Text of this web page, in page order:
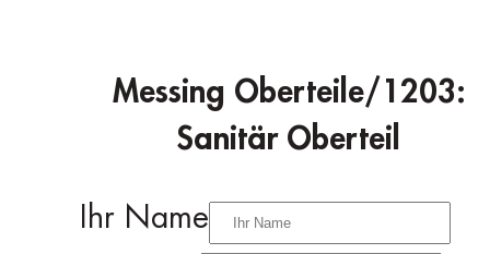
Messing Oberteile/1203:
Sanitär Oberteil
Ihr Name